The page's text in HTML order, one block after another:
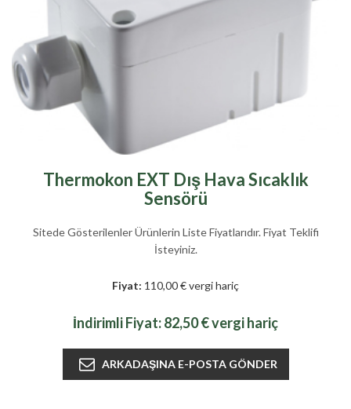
Thermokon EXT Dış Hava Sıcaklık
Sensörü
Sitede Gösterilenler Ürünlerin Liste Fiyatlarıdır. Fiyat Teklifi
İsteyiniz.
Fiyat: 110,00 € vergi hariç
İndirimli Fiyat:82,50 € vergi hariç